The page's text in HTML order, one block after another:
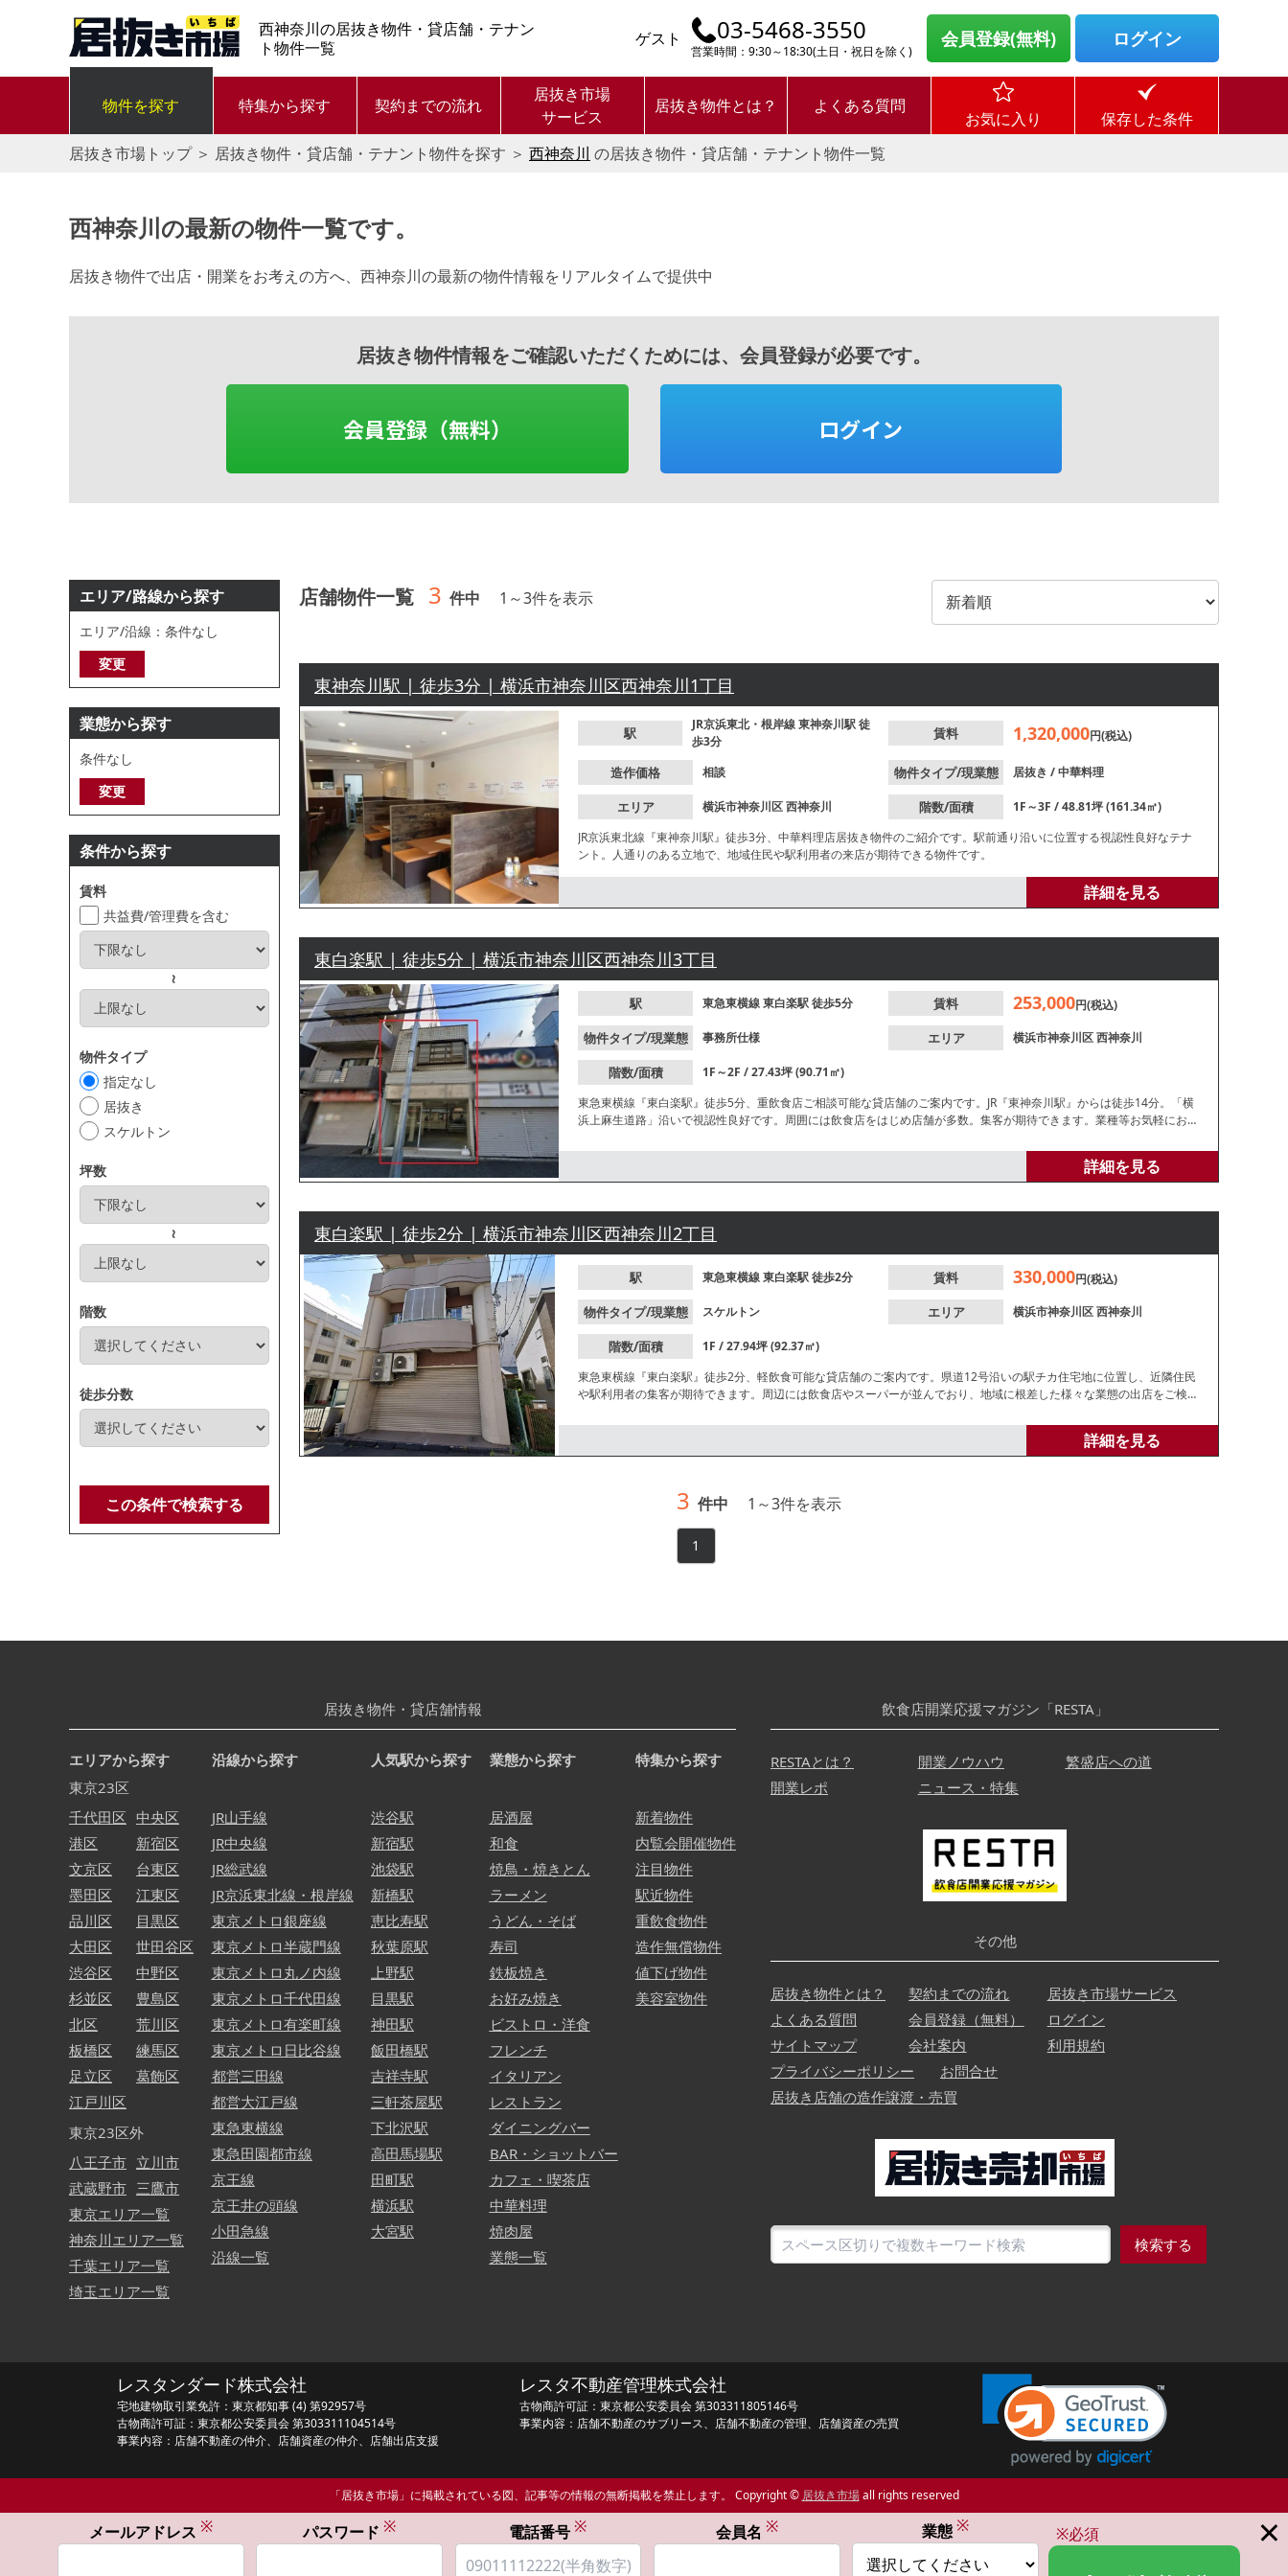
西神奈川の居抜き物件・貸店舗・テナン
ト物件一覧
ゲスト 03-5468-3550
営業時間：9:30～18:30(土日・祝日を除く)
会員登録(無料) ログイン
物件を探す 特集から探す 契約までの流れ
居抜き市場
サービス
居抜き物件とは？ よくある質問
お気に入り
保存した条件
居抜き市場トップ＞ 居抜き物件・貸店舗・テナント物件を探す ＞ 西神奈川 の居抜き物件・貸店舗・テナント物件一覧
西神奈川の最新の物件一覧です。
居抜き物件で出店・開業をお考えの方へ、西神奈川の最新の物件情報をリアルタイムで提供中
居抜き物件情報をご確認いただくためには、会員登録が必要です。
会員登録（無料） ログイン
エリア/路線から探す
エリア/沿線：条件なし
変更
業態から探す
条件なし
変更
条件から探す
賃料
共益費/管理費を含む
～
物件タイプ
指定なし
居抜き
スケルトン
坪数
～
階数
徒歩分数
この条件で検索する
店舗物件一覧 3 件中 1 ～3件を表示
東神奈川駅 | 徒歩3分 | 横浜市神奈川区西神奈川1丁目
駅
JR京浜東北・根岸線東神奈川駅徒
歩3分
賃料 1,320,000円(税込)
造作価格 相談 物件タイプ/現業態 居抜き /中華料理
エリア 横浜市神奈川区西神奈川 階数/面積
1F～3F / 48.81坪 (161.34㎡)
JR京浜東北線『東神奈川駅』徒歩3分、中華料理店居抜き物件のご紹介です。駅前通り沿いに位置する視認性良好なテナ
ント。人通りのある立地で、地域住民や駅利用者の来店が期待できる物件です。
詳細を見る
東白楽駅 | 徒歩5分 | 横浜市神奈川区西神奈川3丁目
駅 東急東横線東白楽駅徒歩5分 賃料 253,000円(税込)
物件タイプ/現業態 事務所仕様 エリア 横浜市神奈川区西神奈川
階数/面積
1F～2F / 27.43坪 (90.71㎡)
東急東横線『東白楽駅』徒歩5分、重飲食店ご相談可能な貸店舗のご案内です。JR『東神奈川駅』からは徒歩14分。「横
浜上麻生道路」沿いで視認性良好です。周囲には飲食店をはじめ店舗が多数。集客が期待できます。業種等お気軽にお問
詳細を見る
東白楽駅 | 徒歩2分 | 横浜市神奈川区西神奈川2丁目
駅 東急東横線東白楽駅徒歩2分 賃料 330,000円(税込)
物件タイプ/現業態 スケルトン エリア 横浜市神奈川区西神奈川
階数/面積
1F / 27.94坪 (92.37㎡)
東急東横線『東白楽駅』徒歩2分、軽飲食可能な貸店舗のご案内です。県道12号沿いの駅チカ住宅地に位置し、近隣住民
や駅利用者の集客が期待できます。周辺には飲食店やスーパーが並んでおり、地域に根差した様々な業態の出店をご検討
詳細を見る
3 件中 1 ～3件を表示
1
居抜き物件・貸店舗情報
エリアから探す
東京23区
千代田区
港区
文京区
墨田区
品川区
大田区
渋谷区
杉並区
北区
板橋区
足立区
江戸川区
中央区
新宿区
台東区
江東区
目黒区
世田谷区
中野区
豊島区
荒川区
練馬区
葛飾区
東京23区外
八王子市
武蔵野市
立川市
三鷹市
東京エリア一覧
神奈川エリア一覧
千葉エリア一覧
埼玉エリア一覧
沿線から探す
JR山手線
JR中央線
JR総武線
JR京浜東北線・根岸線
東京メトロ銀座線
東京メトロ半蔵門線
東京メトロ丸ノ内線
東京メトロ千代田線
東京メトロ有楽町線
東京メトロ日比谷線
都営三田線
都営大江戸線
東急東横線
東急田園都市線
京王線
京王井の頭線
小田急線
沿線一覧
人気駅から探す
渋谷駅
新宿駅
池袋駅
新橋駅
恵比寿駅
秋葉原駅
上野駅
目黒駅
神田駅
飯田橋駅
吉祥寺駅
三軒茶屋駅
下北沢駅
高田馬場駅
田町駅
横浜駅
大宮駅
業態から探す
居酒屋
和食
焼鳥・焼きとん
ラーメン
うどん・そば
寿司
鉄板焼き
お好み焼き
ビストロ・洋食
フレンチ
イタリアン
レストラン
ダイニングバー
BAR・ショットバー
カフェ・喫茶店
中華料理
焼肉屋
業態一覧
特集から探す
新着物件
内覧会開催物件
注目物件
駅近物件
重飲食物件
造作無償物件
値下げ物件
美容室物件
飲食店開業応援マガジン「RESTA」
RESTAとは？ 開業ノウハウ
繁盛店への道
開業レポ
ニュース・特集
その他
居抜き物件とは？ 契約までの流れ
居抜き市場サービス
よくある質問
会員登録（無料）
ログイン
サイトマップ
会社案内
利用規約
プライバシーポリシー
お問合せ
居抜き店舗の造作譲渡・売買
検索する
レスタンダード株式会社
宅地建物取引業免許：東京都知事 (4) 第92957号
古物商許可証：東京都公安委員会 第303311104514号
事業内容：店舗不動産の仲介、店舗資産の仲介、店舗出店支援
レスタ不動産管理株式会社
古物商許可証：東京都公安委員会 第303311805146号
事業内容：店舗不動産のサブリース、店舗不動産の管理、店舗資産の売買
「居抜き市場」に掲載されている図、記事等の情報の無断掲載を禁止します。 Copyright © 居抜き市場all rights reserved
×
メールアドレス ※ パスワード ※ 電話番号 ※ 会員名 ※ 業態 ※ ※必須